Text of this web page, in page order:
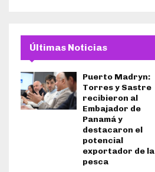
Últimas Noticias
Puerto Madryn:
Torres y Sastre
recibieron al
Embajador de
Panamá y
destacaron el
potencial
exportador de la
pesca